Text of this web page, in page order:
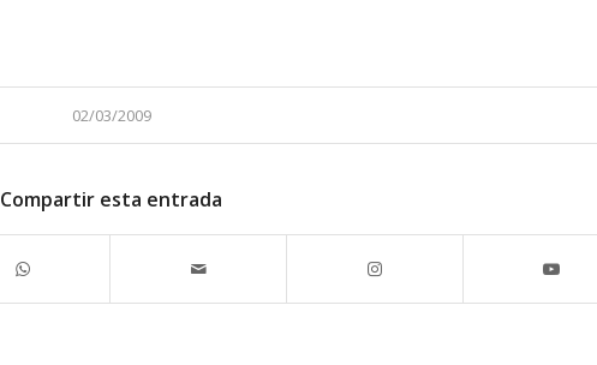
02/03/2009
Compartir esta entrada